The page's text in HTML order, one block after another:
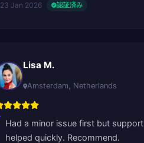
23 Jan 2026 認証済み
Lisa M.
Amsterdam, Netherlands
Had a minor issue first but support
helped quickly. Recommend.